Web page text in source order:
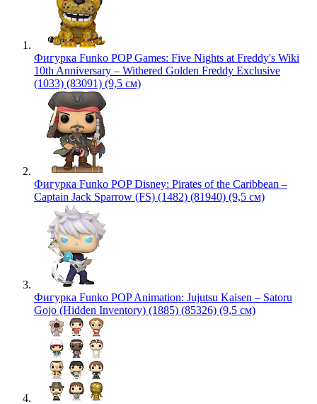
Фигурка Funko POP Games: Five Nights at Freddy's Wiki
10th Anniversary – Withered Golden Freddy Exclusive
(1033) (83091) (9,5 см)
Фигурка Funko POP Disney: Pirates of the Caribbean –
Captain Jack Sparrow (FS) (1482) (81940) (9,5 см)
Фигурка Funko POP Animation: Jujutsu Kaisen – Satoru
Gojo (Hidden Inventory) (1885) (85326) (9,5 см)